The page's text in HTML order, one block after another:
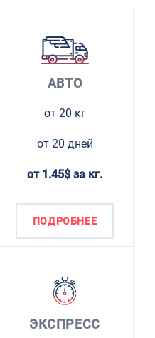
АВТО
от 20 кг
от 20 дней
от 1.45$ за кг.
ПОДРОБНЕЕ
ЭКСПРЕСС